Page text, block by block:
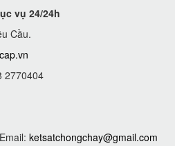
vụ 24/24h
Cầu.
2770404
Email: ketsatchongchay@gmail.com